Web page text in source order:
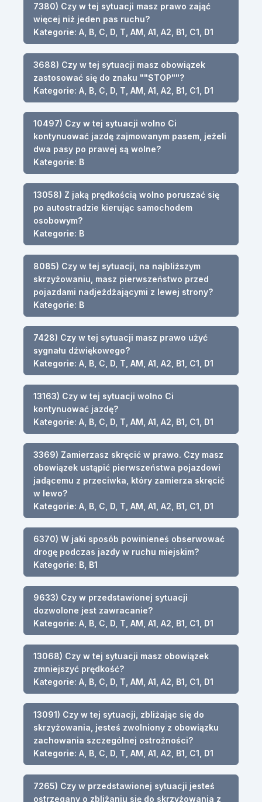
7380) Czy w tej sytuacji masz prawo zająć
więcej niż jeden pas ruchu?
Kategorie: A, B, C, D, T, AM, A1, A2, B1, C1, D1
3688) Czy w tej sytuacji masz obowiązek
zastosować się do znaku ""STOP""?
Kategorie: A, B, C, D, T, AM, A1, A2, B1, C1, D1
10497) Czy w tej sytuacji wolno Ci
kontynuować jazdę zajmowanym pasem, jeżeli
dwa pasy po prawej są wolne?
Kategorie: B
13058) Z jaką prędkością wolno poruszać się
po autostradzie kierując samochodem
osobowym?
Kategorie: B
8085) Czy w tej sytuacji, na najbliższym
skrzyżowaniu, masz pierwszeństwo przed
pojazdami nadjeżdżającymi z lewej strony?
Kategorie: B
7428) Czy w tej sytuacji masz prawo użyć
sygnału dźwiękowego?
Kategorie: A, B, C, D, T, AM, A1, A2, B1, C1, D1
13163) Czy w tej sytuacji wolno Ci
kontynuować jazdę?
Kategorie: A, B, C, D, T, AM, A1, A2, B1, C1, D1
3369) Zamierzasz skręcić w prawo. Czy masz
obowiązek ustąpić pierwszeństwa pojazdowi
jadącemu z przeciwka, który zamierza skręcić
w lewo?
Kategorie: A, B, C, D, T, AM, A1, A2, B1, C1, D1
6370) W jaki sposób powinieneś obserwować
drogę podczas jazdy w ruchu miejskim?
Kategorie: B, B1
9633) Czy w przedstawionej sytuacji
dozwolone jest zawracanie?
Kategorie: A, B, C, D, T, AM, A1, A2, B1, C1, D1
13068) Czy w tej sytuacji masz obowiązek
zmniejszyć prędkość?
Kategorie: A, B, C, D, T, AM, A1, A2, B1, C1, D1
13091) Czy w tej sytuacji, zbliżając się do
skrzyżowania, jesteś zwolniony z obowiązku
zachowania szczególnej ostrożności?
Kategorie: A, B, C, D, T, AM, A1, A2, B1, C1, D1
7265) Czy w przedstawionej sytuacji jesteś
ostrzegany o zbliżaniu się do skrzyżowania z